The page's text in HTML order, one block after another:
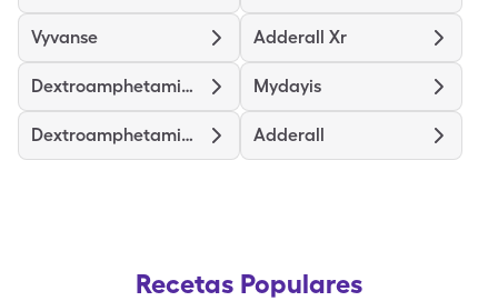
Vyvanse Adderall Xr
Dextroamphetamine Sulfate Er Mydayis
Dextroamphetamine Sulfate Adderall
Recetas Populares